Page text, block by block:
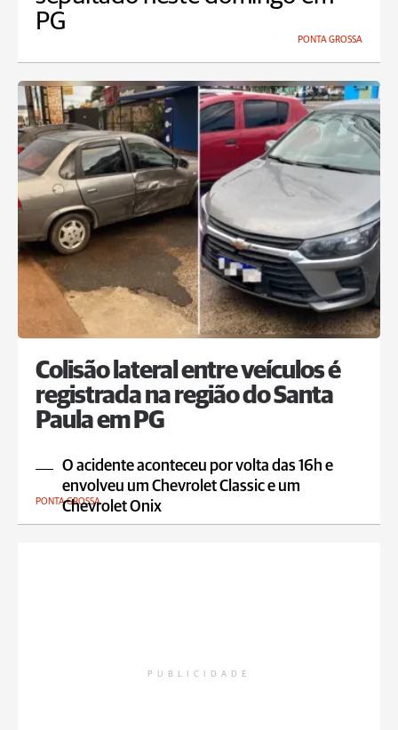
PG
PONTA GROSSA
Colisão lateral entre veículos é
registrada na região do Santa
Paula em PG
O acidente aconteceu por volta das 16h e
envolveu um Chevrolet Classic e um
Chevrolet Onix
PONTA GROSSA
PUBLICIDADE